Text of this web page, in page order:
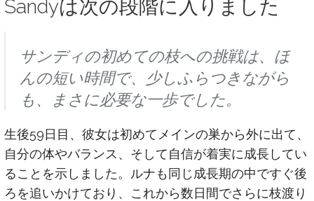
Sandyは次の段階に入りました
サンディの初めての枝への挑戦は、ほ
んの短い時間で、少しふらつきながら
も、まさに必要な一歩でした。
生後59日目、彼女は初めてメインの巣から外に出て、
自分の体やバランス、そして自信が着実に成長してい
ることを示しました。ルナも同じ成長期の中ですぐ後
ろを追いかけており、これから数日間でさらに枝渡り